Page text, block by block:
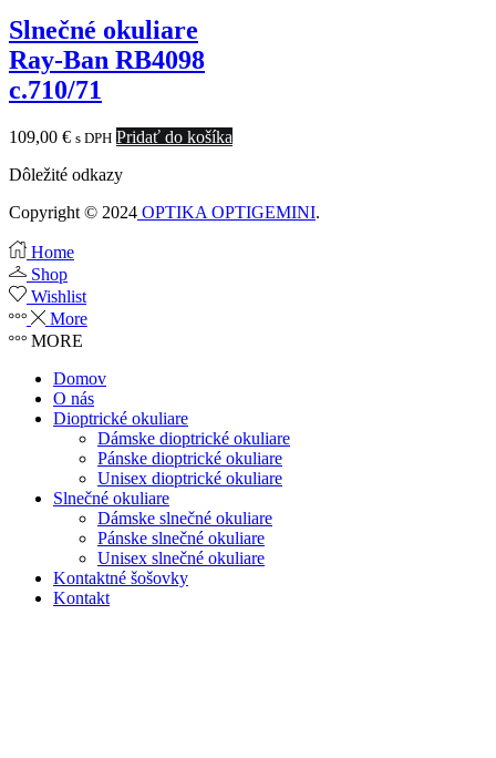
Slnečné okuliare
Ray-Ban RB4098
c.710/71
109,00 € s DPH Pridať do košíka
Dôležité odkazy
Copyright © 2024 OPTIKA OPTIGEMINI.
Home
Shop
Wishlist
More
MORE
Domov
O nás
Dioptrické okuliare
Dámske dioptrické okuliare
Pánske dioptrické okuliare
Unisex dioptrické okuliare
Slnečné okuliare
Dámske slnečné okuliare
Pánske slnečné okuliare
Unisex slnečné okuliare
Kontaktné šošovky
Kontakt